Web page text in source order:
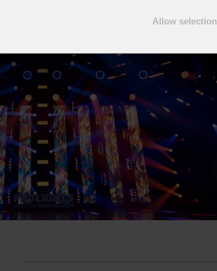
Allow selection
World Tour 2026 " e registrando il tutto esaurito